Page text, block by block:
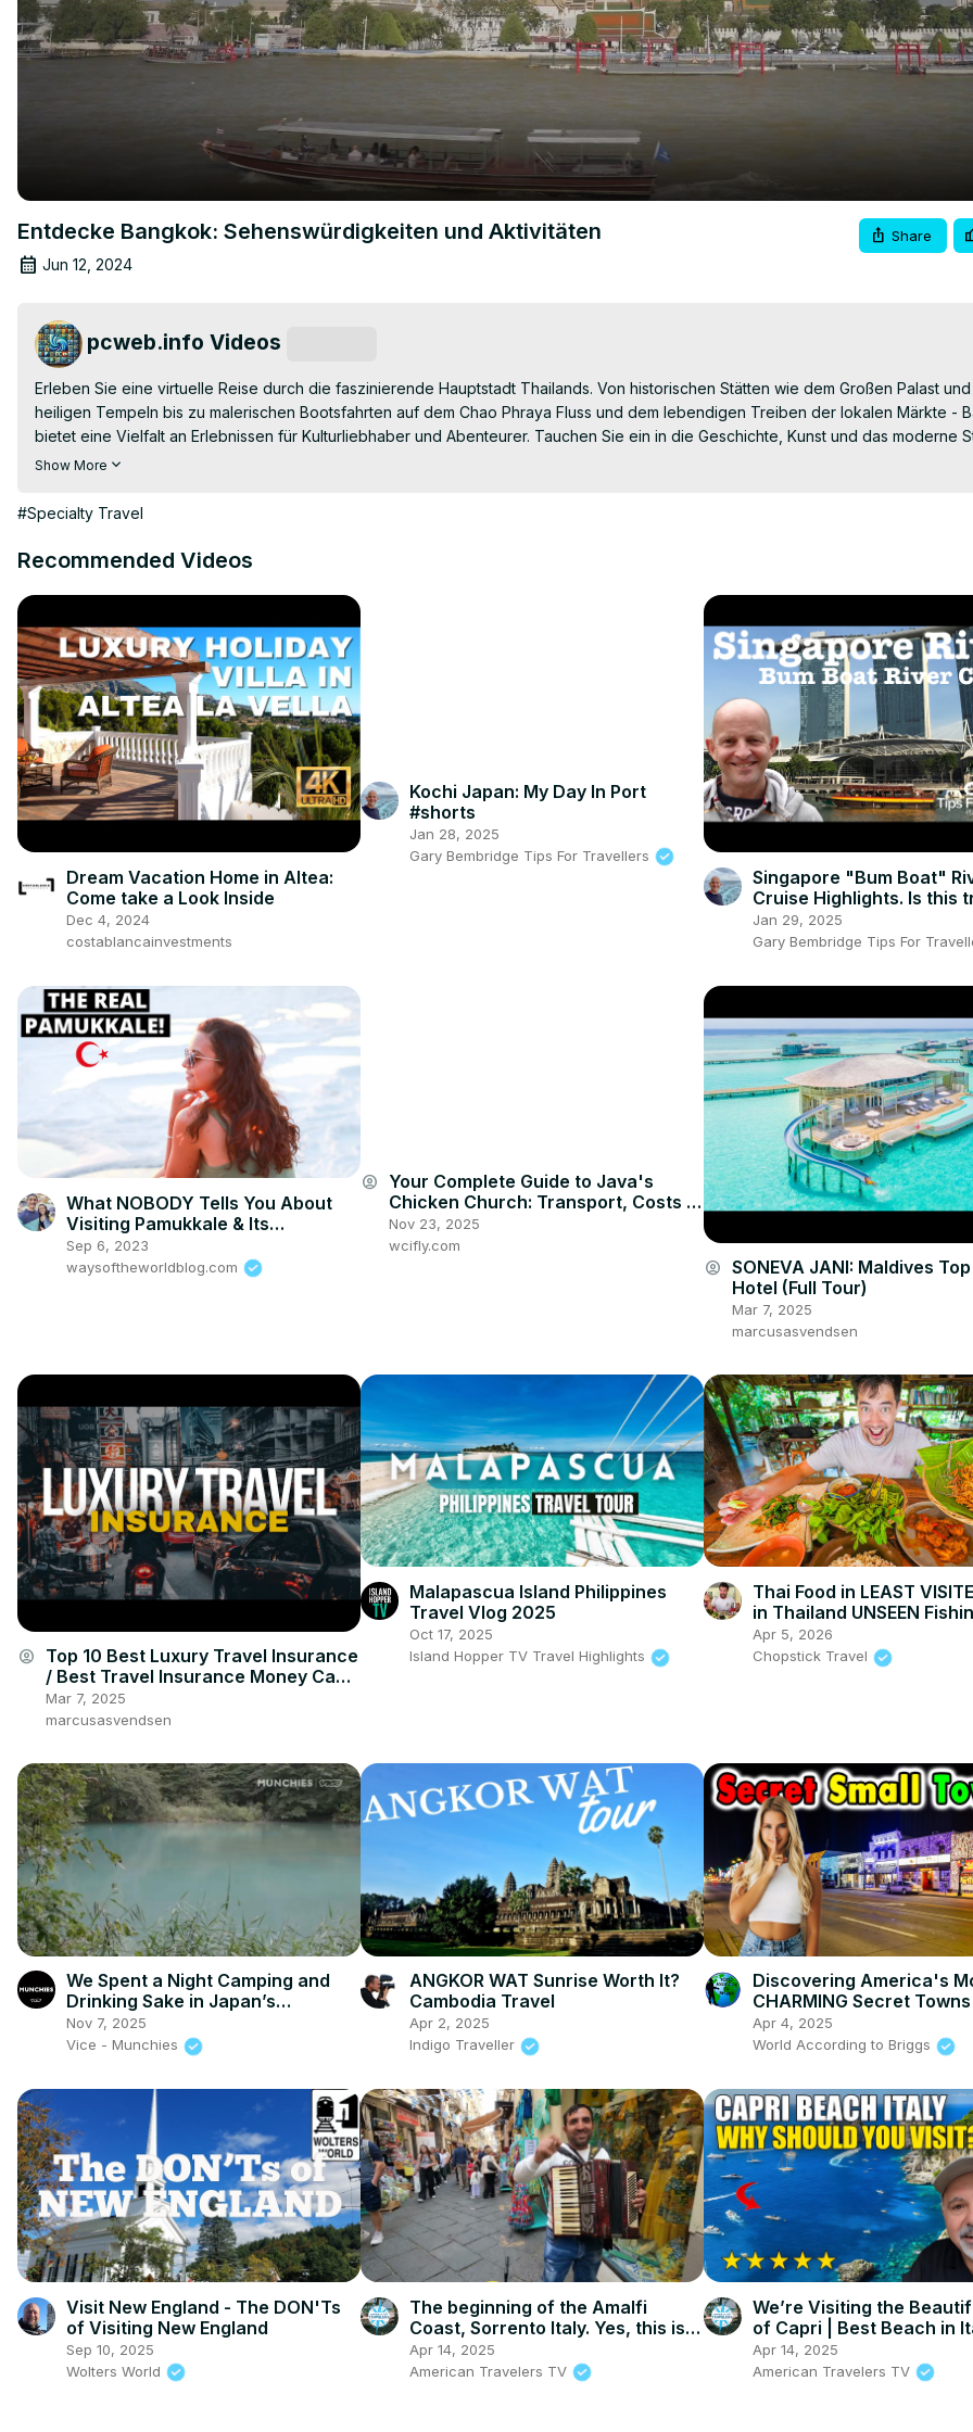
Entdecke Bangkok: Sehenswürdigkeiten und Aktivitäten
Jun 12, 2024
Share
pcweb.info Videos
Erleben Sie eine virtuelle Reise durch die faszinierende Hauptstadt Thailands. Von historischen Stätten wie dem Großen Palast
heiligen Tempeln bis zu malerischen Bootsfahrten auf dem Chao Phraya Fluss und dem lebendigen Treiben der lokalen Märkte -
bietet eine Vielfalt an Erlebnissen für Kulturliebhaber und Abenteurer. Tauchen Sie ein in die Geschichte, Kunst und das moderne
dieser pulsierenden Metropole. Planen Sie Ihre Reise und entdecken Sie die Wunder von Bangkok selbst!
Show More
#Specialty Travel
Recommended Videos
Dream Vacation Home in Altea:
Come take a Look Inside
Dec 4, 2024
costablancainvestments
Kochi Japan: My Day In Port
#shorts
Jan 28, 2025
Gary Bembridge Tips For Travellers
Singapore "Bum Boat"
Cruise Highlights. Is this
must-do or a must-don't??
Jan 29, 2025
Gary Bembridge Tips For
What NOBODY Tells You About
Visiting Pamukkale & Its
Surrounding Areas! // A
PAMUKKALE Turkey VLOG!
Sep 6, 2023
waysoftheworldblog.com
account_circle Your Complete Guide to Java's
Chicken Church: Transport, Costs &
Adventure! 🐔🗺️
Nov 23, 2025
wcifly.com
account_circle SONEVA JANI: Maldives
Hotel (Full Tour)
Mar 7, 2025
marcusasvendsen
account_circle Top 10 Best Luxury Travel Insurance
/ Best Travel Insurance Money Can
Buy / Best Travel Insurance
Mar 7, 2025
marcusasvendsen
Malapascua Island Philippines
Travel Vlog 2025
Oct 17, 2025
Island Hopper TV Travel Highlights
Thai Food in LEAST
in Thailand UNSEEN
Phatthalung!
Apr 5, 2026
Chopstick Travel
We Spent a Night Camping and
Drinking Sake in Japan’s
Wilderness
Nov 7, 2025
Vice - Munchies
ANGKOR WAT Sunrise Worth It?
Cambodia Travel
Apr 2, 2025
Indigo Traveller
Discovering America's
CHARMING Secret
Apr 4, 2025
World According to Briggs
Visit New England - The DON'Ts
of Visiting New England
Sep 10, 2025
Wolters World
The beginning of the Amalfi
Coast, Sorrento Italy. Yes, this is a
great place!
Apr 14, 2025
American Travelers TV
We’re Visiting the
of Capri | Best Beach in
Apr 14, 2025
American Travelers TV